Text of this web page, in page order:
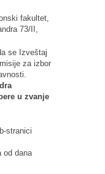
fakultet,
73/II,
se Izveštaj
za izbor
u zvanje
stranici
od dana